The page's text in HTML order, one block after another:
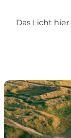
Das Licht
8 Naturspots für